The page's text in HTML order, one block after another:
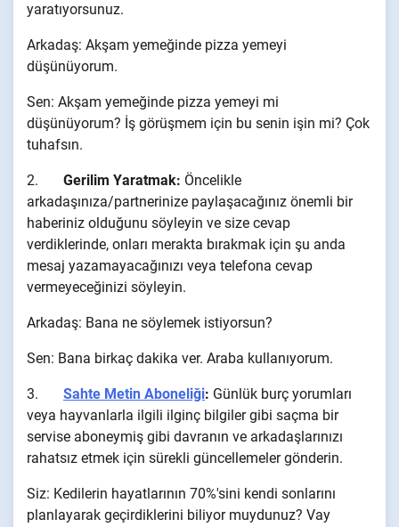
yaratıyorsunuz.
Arkadaş: Akşam yemeğinde pizza yemeyi
düşünüyorum.
Sen: Akşam yemeğinde pizza yemeyi mi
düşünüyorum? İş görüşmem için bu senin işin mi? Çok
tuhafsın.
2. Gerilim Yaratmak: Öncelikle
arkadaşınıza/partnerinize paylaşacağınız önemli bir
haberiniz olduğunu söyleyin ve size cevap
verdiklerinde, onları merakta bırakmak için şu anda
mesaj yazamayacağınızı veya telefona cevap
vermeyeceğinizi söyleyin.
Arkadaş: Bana ne söylemek istiyorsun?
Sen: Bana birkaç dakika ver. Araba kullanıyorum.
3. Sahte Metin Aboneliği: Günlük burç yorumları
veya hayvanlarla ilgili ilginç bilgiler gibi saçma bir
servise aboneymiş gibi davranın ve arkadaşlarınızı
rahatsız etmek için sürekli güncellemeler gönderin.
Siz: Kedilerin hayatlarının 70%'sini kendi sonlarını
planlayarak geçirdiklerini biliyor muydunuz? Vay